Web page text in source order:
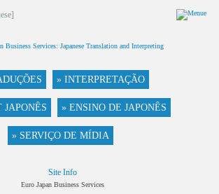
» INTERPRETAÇÃO
» ENSINO DE JAPONÊS
» SERVIÇO DE MÍDIA
Site Info
Euro Japan Business Services